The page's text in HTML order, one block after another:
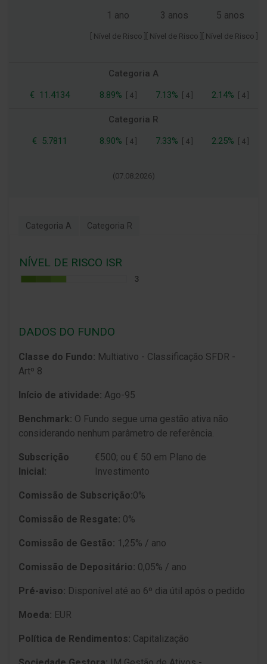
1 ano
[ Nível de Risco ]
3 anos
[ Nível de Risco ]
5 anos
[ Nível de Risco ]
Categoria A
€ 11.4134 8.89% 4] 7.13% 4] 2.14% 4]
Categoria R
€ 5.7811 8.90% 4] 7.33% 4] 2.25% 4]
(07.08.2026)
Categoria A Categoria R
NÍVEL DE RISCO ISR
DADOS DO FUNDO
Classe do Fundo: Multiativo - Classificação SFDR -
Artº 8
Início de atividade: Ago-95
Benchmark: O Fundo segue uma gestão ativa não
considerando nenhum parâmetro de referência.
Subscrição
Inicial:
€500; ou € 50 em Plano de
Investimento
Comissão de Subscrição:0%
Comissão de Resgate: 0%
Comissão de Gestão: 1,25% / ano
Comissão de Depositário: 0,05% / ano
Pré-aviso: Disponível até ao 6º dia útil após o pedido
Moeda: EUR
Política de Rendimentos: Capitalização